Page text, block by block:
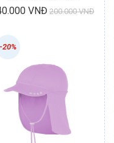
VNĐ 200.000 VNĐ
-20%